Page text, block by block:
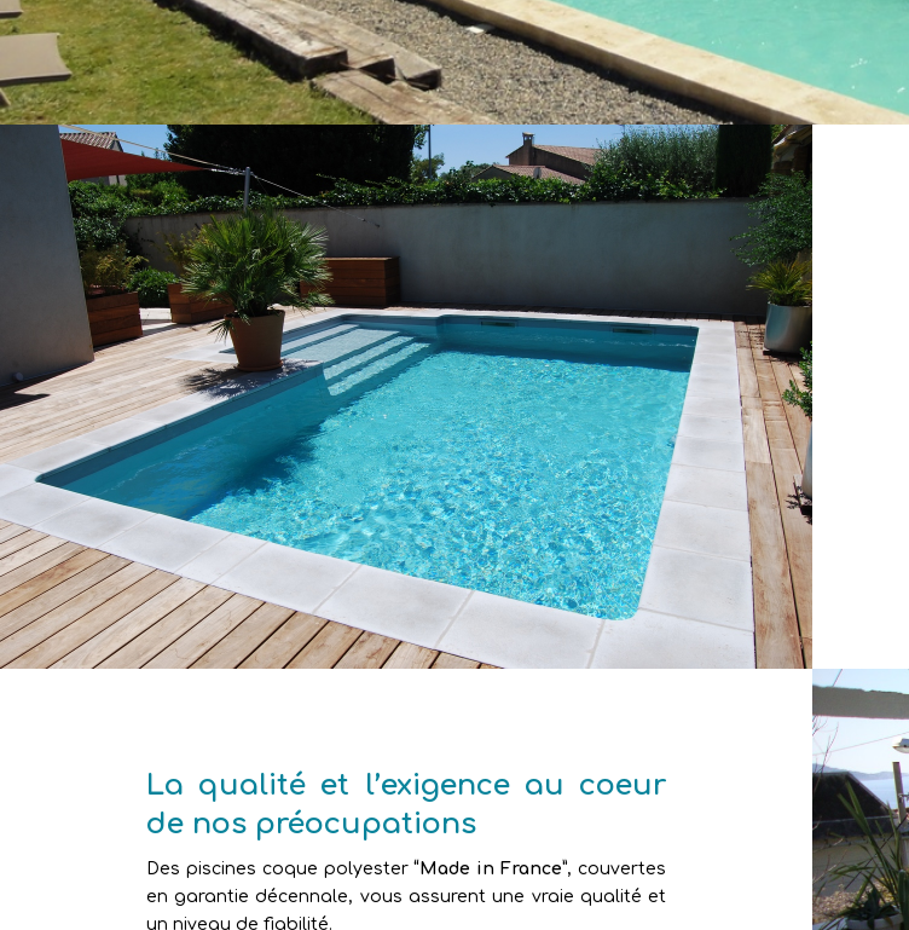
La qualité et l’exigence au coeur
de nos préocupations
Des piscines coque polyester“Made in France”, couvertes
en garantie décennale, vous assurent une vraie qualité et
un niveau de fiabilité.